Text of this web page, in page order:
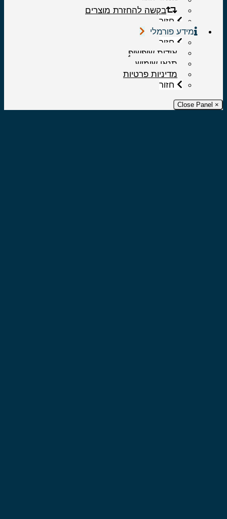
בקשה להחזרת מוצרים
חזור
מידע פורמלי
חזור
אודות שופשופ
תנאי שימוש
מדיניות פרטיות
חזור